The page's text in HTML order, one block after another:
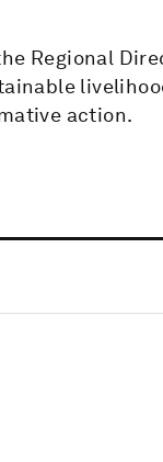
Regional
action.